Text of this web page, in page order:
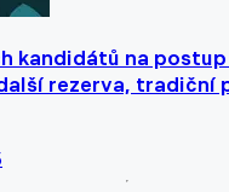
kandidátů na
rezerva, tradiční